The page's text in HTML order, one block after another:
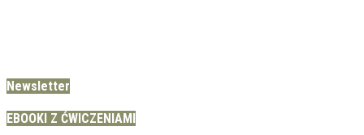
Newsletter
EBOOKI Z ĆWICZENIAMI